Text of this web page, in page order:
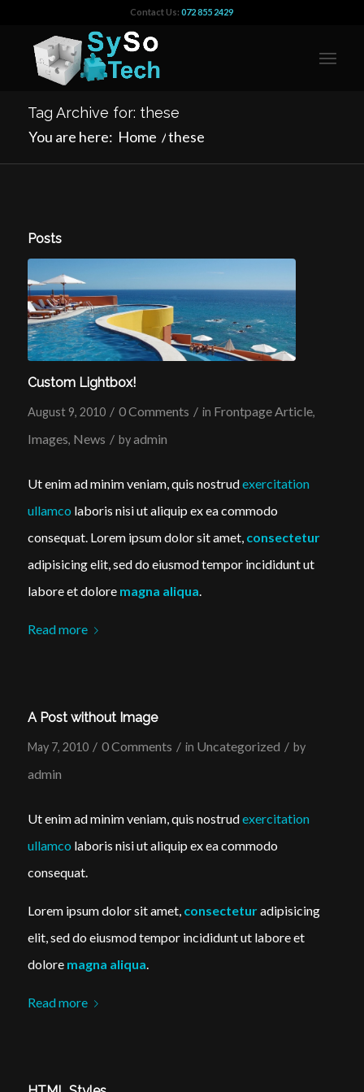
Contact Us:072 855 2429
Tag Archive for: these
You are here: Home /these
Posts
Custom Lightbox!
August 9, 2010 / 0 Comments / in Frontpage Article,
Images, News / byadmin
Ut enim ad minim veniam, quis nostrudexercitation
ullamco laboris nisi ut aliquip ex ea commodo
consequat. Lorem ipsum dolor sit amet, consectetur
adipisicing elit, sed do eiusmod tempor incididunt ut
labore et dolore magna aliqua.
Read more
A Post without Image
May 7, 2010 / 0 Comments / in Uncategorized / by
admin
Ut enim ad minim veniam, quis nostrudexercitation
ullamco laboris nisi ut aliquip ex ea commodo
consequat.
Lorem ipsum dolor sit amet, consecteturadipisicing
elit, sed do eiusmod tempor incididunt ut labore et
dolore magna aliqua.
Read more